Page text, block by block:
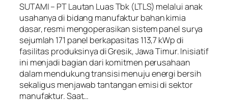
SUTAMI – PT Lautan Luas Tbk (LTLS) melalui anak
usahanya di bidang manufaktur bahan kimia
dasar, resmi mengoperasikan sistem panel surya
sejumlah 171 panel berkapasitas 113,7 kWp di
fasilitas produksinya di Gresik, Jawa Timur. Inisiatif
ini menjadi bagian dari komitmen perusahaan
dalam mendukung transisi menuju energi bersih
sekaligus menjawab tantangan emisi di sektor
manufaktur. Saat…